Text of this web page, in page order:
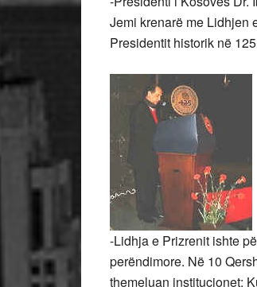
Jemi krenarë me Lidhjen
Presidentit historik në
-Lidhja e Prizrenit ishte
perëndimore. Në 10
themeluan institucionet: